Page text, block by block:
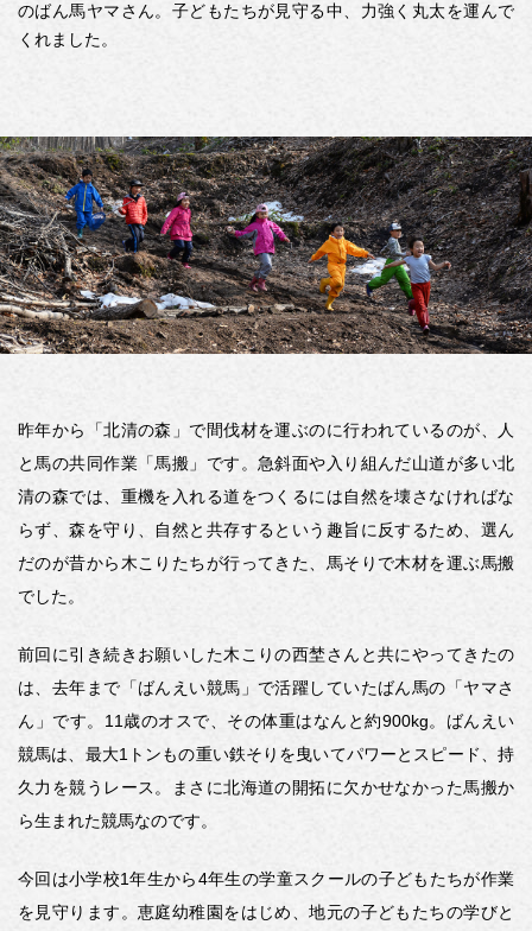
のばん馬ヤマさん。子どもたちが見守る中、力強く丸太を運んで
くれました。
昨年から「北清の森」で間伐材を運ぶのに行われているのが、人
と馬の共同作業「馬搬」です。急斜面や入り組んだ山道が多い北
清の森では、重機を入れる道をつくるには自然を壊さなければな
らず、森を守り、自然と共存するという趣旨に反するため、選ん
だのが昔から木こりたちが行ってきた、馬そりで木材を運ぶ馬搬
でした。
前回に引き続きお願いした木こりの西埜さんと共にやってきたの
は、去年まで「ばんえい競馬」で活躍していたばん馬の「ヤマさ
ん」です。11歳のオスで、その体重はなんと約900kg。ばんえい
競馬は、最大1トンもの重い鉄そりを曳いてパワーとスピード、持
久力を競うレース。まさに北海道の開拓に欠かせなかった馬搬か
ら生まれた競馬なのです。
今回は小学校1年生から4年生の学童スクールの子どもたちが作業
を見守ります。恵庭幼稚園をはじめ、地元の子どもたちの学びと